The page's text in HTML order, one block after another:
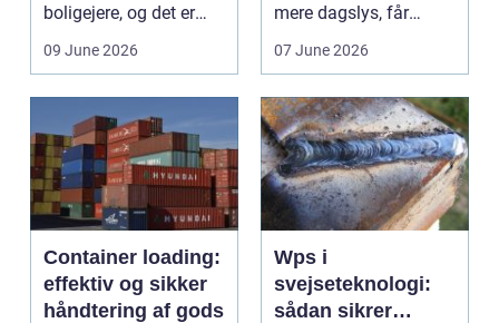
boligejere, og det er
09 June 2026
mere dagslys, får
07 June 2026
Container loading:
effektiv og sikker
håndtering af gods
Wps i
svejseteknologi:
sådan sikrer